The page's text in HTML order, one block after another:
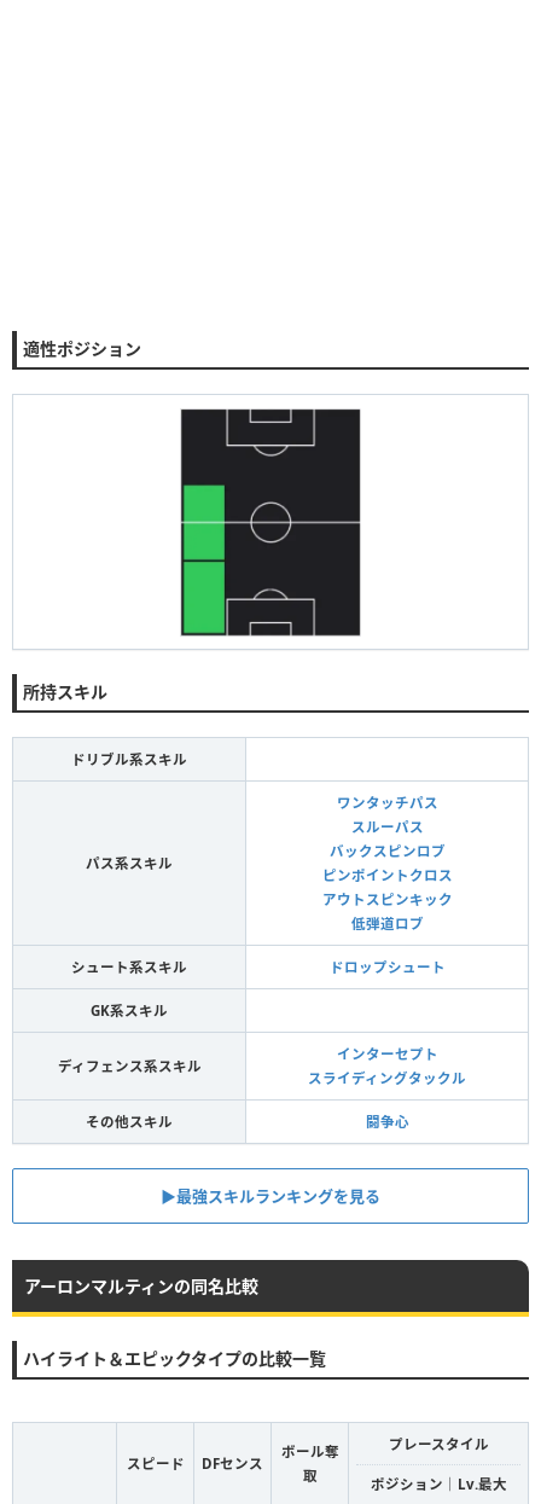
適性ポジション
所持スキル
ドリブル系スキル
パス系スキル
ワンタッチパス
スルーパス
バックスピンロブ
ピンポイントクロス
アウトスピンキック
低弾道ロブ
シュート系スキル ドロップシュート
GK系スキル
ディフェンス系スキル
インターセプト
スライディングタックル
その他スキル 闘争心
▶︎最強スキルランキングを見る
アーロンマルティンの同名比較
ハイライト＆エピックタイプの比較一覧
スピード DFセンス
ボール奪
取
プレースタイル
ポジション｜Lv.最大